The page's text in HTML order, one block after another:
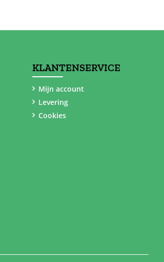
KLANTENSERVICE
Mijn account
Levering
Cookies